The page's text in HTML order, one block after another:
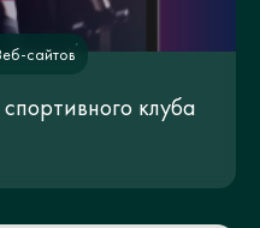
сайтов
клуба